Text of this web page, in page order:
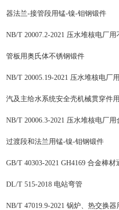
器法兰-接管段用锰-镍-钼钢锻件
NB/T 20007.2-2021 压水堆核电厂
管板用奥氏体不锈钢锻件
NB/T 20005.19-2021 压水堆核电厂
汽及主给水系统安全壳机械贯穿件
NB/T 20006.3-2021 压水堆核电厂
过渡段和法兰用锰-镍-钼钢锻件
GB/T 40303-2021 GH4169 合金棒
DL/T 515-2018 电站弯管
NB/T 47019.9-2021 锅炉、热交换